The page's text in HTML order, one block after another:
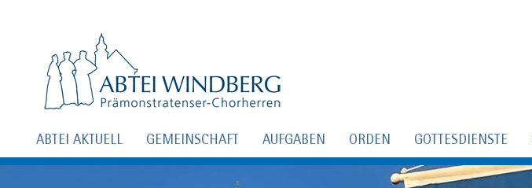
ABTEI AKTUELL GEMEINSCHAFT AUFGABEN ORDEN GOTTESDIENSTE